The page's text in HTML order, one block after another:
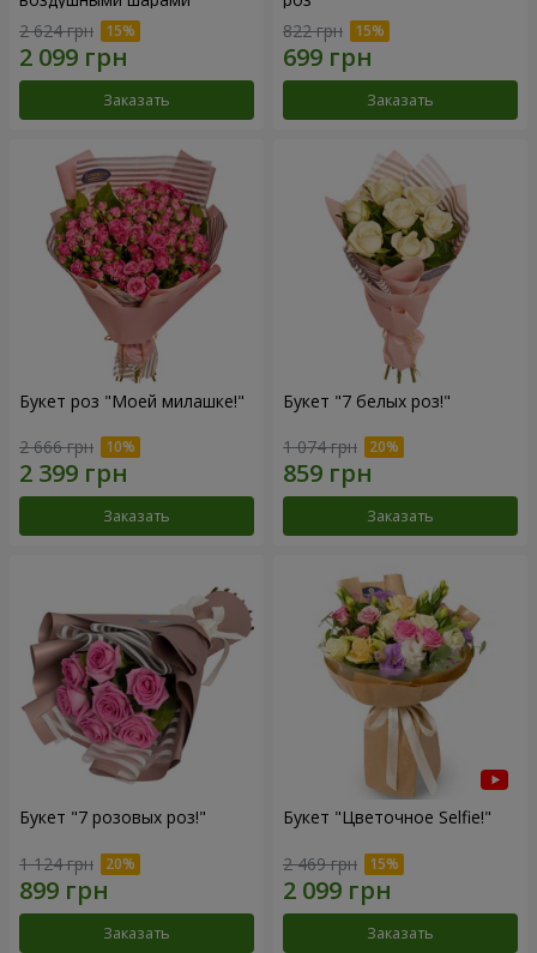
2 624 грн
Заказать
822 грн
Заказать
Букет роз "Моей милашке!"
2 666 грн
Заказать
Букет "7 белых роз!"
1 074 грн
Заказать
Букет "7 розовых роз!"
1 124 грн
Заказать
Букет "Цветочное Selfie!"
2 469 грн
Заказать